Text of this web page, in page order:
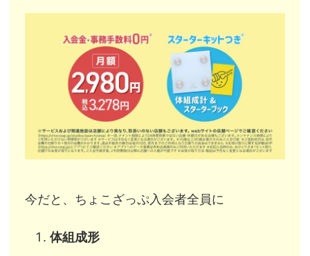
今だと、ちょこざっぷ入会者全員に
体組成形